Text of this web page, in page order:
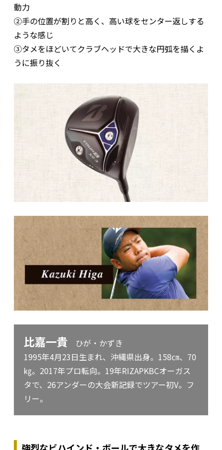
動力
②手の位置が割りと高く、高い球をセンター返しする
ような感じ
③タメをほどいてクラブヘッドで大きな円弧を描くよ
うに振り抜く
比嘉一貴 ひが・かずき
1995年4月23日生まれ、沖縄県出身。158㎝、70
㎏。2017年プロ転向。19年RIZAPKBCオーガス
タで、26アンダーの大会新記録でツアー初V。フ
リー。
強烈なビハインド・ボールで大きなタメを作